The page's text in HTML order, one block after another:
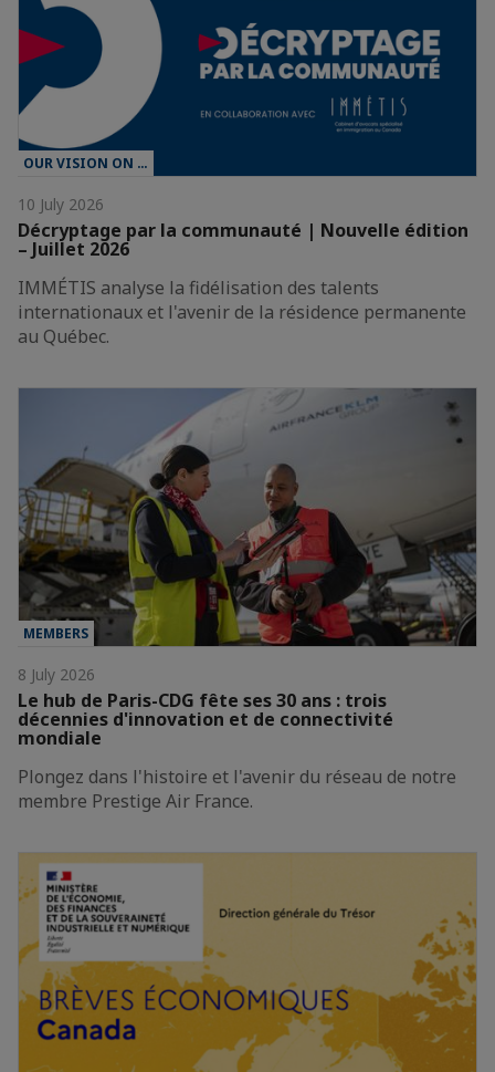
OUR VISION ON …
10 July 2026
Décryptage par la communauté | Nouvelle édition
– Juillet 2026
IMMÉTIS analyse la fidélisation des talents
internationaux et l'avenir de la résidence permanente
au Québec.
MEMBERS
8 July 2026
Le hub de Paris-CDG fête ses 30 ans : trois
décennies d'innovation et de connectivité
mondiale
Plongez dans l'histoire et l'avenir du réseau de notre
membre Prestige Air France.